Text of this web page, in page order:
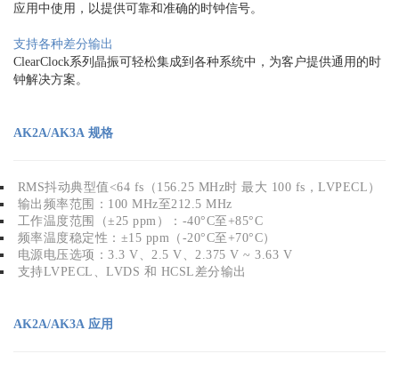
应用中使用，以提供可靠和准确的时钟信号。
支持各种差分输出
ClearClock系列晶振可轻松集成到各种系统中，为客户提供通用的时
钟解决方案。
AK2A/AK3A 规格
RMS抖动典型值<64 fs（156.25 MHz时 最大 100 fs，LVPECL）
输出频率范围：100 MHz至212.5 MHz
工作温度范围（±25 ppm）：-40°C至+85°C
频率温度稳定性：±15 ppm（-20°C至+70°C）
电源电压选项：3.3 V、2.5 V、2.375 V ~ 3.63 V
支持LVPECL、LVDS 和 HCSL差分输出
AK2A/AK3A 应用